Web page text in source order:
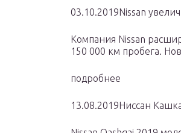
03.10.2019Nissan
Компания Nissan
150 000 км пробега.
подробнее
13.08.2019Ниссан